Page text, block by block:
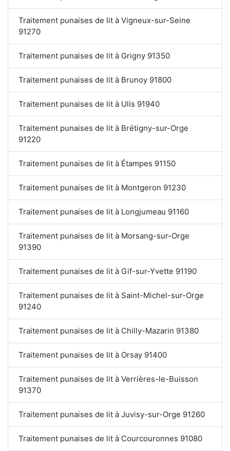
Traitement punaises de lit à Vigneux-sur-Seine
91270
Traitement punaises de lit à Grigny 91350
Traitement punaises de lit à Brunoy 91800
Traitement punaises de lit à Ulis 91940
Traitement punaises de lit à Brétigny-sur-Orge
91220
Traitement punaises de lit à Étampes 91150
Traitement punaises de lit à Montgeron 91230
Traitement punaises de lit à Longjumeau 91160
Traitement punaises de lit à Morsang-sur-Orge
91390
Traitement punaises de lit à Gif-sur-Yvette 91190
Traitement punaises de lit à Saint-Michel-sur-Orge
91240
Traitement punaises de lit à Chilly-Mazarin 91380
Traitement punaises de lit à Orsay 91400
Traitement punaises de lit à Verrières-le-Buisson
91370
Traitement punaises de lit à Juvisy-sur-Orge 91260
Traitement punaises de lit à Courcouronnes 91080